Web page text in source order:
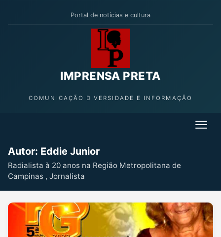
Portal de notícias e cultura
IMPRENSA PRETA
COMUNICAÇÃO DIVERSIDADE E INFORMAÇÃO
Autor: Eddie Junior
Radialista à 20 anos na Região Metropolitana de
Campinas , Jornalista